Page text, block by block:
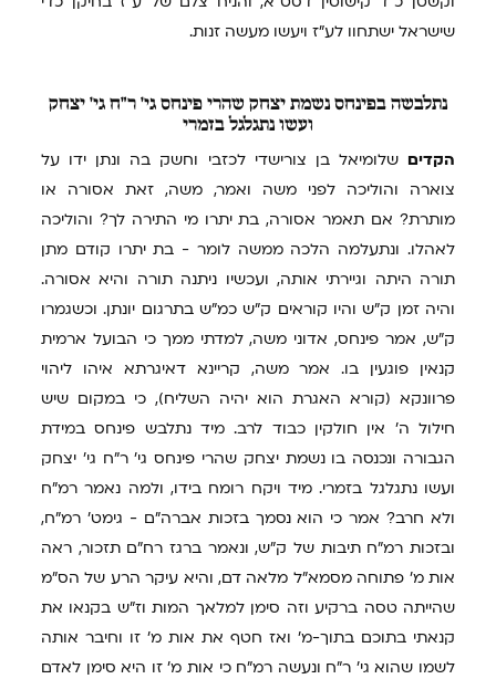
שישראל ישתחוו לע"ז ויעשו מעשה זנות.
נתלבשה בפינחס נשמת יצחק שהרי פינחס גי' ר"ח גי' יצחק
ועשו נתגלגל בזמרי
הקדים שלומיאל בן צורישדי לכזבי וחשק בה ונתן ידו על
צוארה והוליכה לפני משה ואמר, משה, זאת אסורה או
מותרת? אם תאמר אסורה, בת יתרו מי התירה לך? והוליכה
לאהלו. ונתעלמה הלכה ממשה לומר - בת יתרו קודם מתן
תורה היתה וגיירתי אותה, ועכשיו ניתנה תורה והיא אסורה.
והיה זמן ק"ש והיו קוראים ק"ש כמ"ש בתרגום יונתן. וכשגמרו
ק"ש, אמר פינחס, אדוני משה, למדתי ממך כי הבועל ארמית
קנאין פוגעין בו. אמר משה, קריינא דאיגרתא איהו ליהוי
פרוונקא (קורא האגרת הוא יהיה השליח), כי במקום שיש
חילול ה' אין חולקין כבוד לרב. מיד נתלבש פינחס במידת
הגבורה ונכנסה בו נשמת יצחק שהרי פינחס גי' ר"ח גי' יצחק
ועשו נתגלגל בזמרי. מיד ויקח רומח בידו, ולמה נאמר רמ"ח
ולא חרב? אמר כי הוא נסמך בזכות אברה"ם - גימט' רמ"ח,
ובזכות רמ"ח תיבות של ק"ש, ונאמר ברגז רח"ם תזכור, ראה
אות מ' פתוחה מסמא"ל מלאה דם, והיא עיקר הרע של הס"מ
שהייתה טסה ברקיע וזה סימן למלאך המות וז"ש בקנאו את
קנאתי בתוכם בתוך-מ' ואז חטף את אות מ' זו וחיבר אותה
לשמו שהוא גי' ר"ח ונעשה רמ"ח כי אות מ' זו היא סימן לאדם